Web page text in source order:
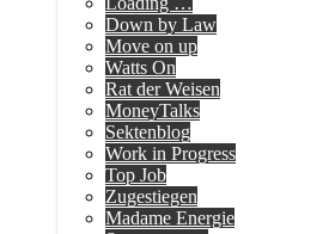
Down by Law
Move on up
Watts On
Rat der Weisen
MoneyTalks
Sektenblog
Work in Progress
Top Job
Zugestiegen
Madame Energie